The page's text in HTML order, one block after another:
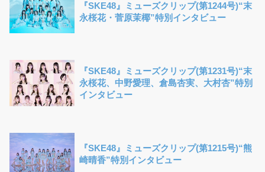
『SKE48』ミューズクリップ(第1244号)“末
永桜花・菅原茉椰”特別インタビュー
『SKE48』ミューズクリップ(第1231号)“末
永桜花、中野愛理、倉島杏実、大村杏”特別
インタビュー
『SKE48』ミューズクリップ(第1215号)“熊
崎晴香”特別インタビュー